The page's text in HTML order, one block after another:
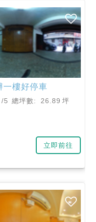
一樓好停車
/5 總坪數: 26.89 坪
立即前往